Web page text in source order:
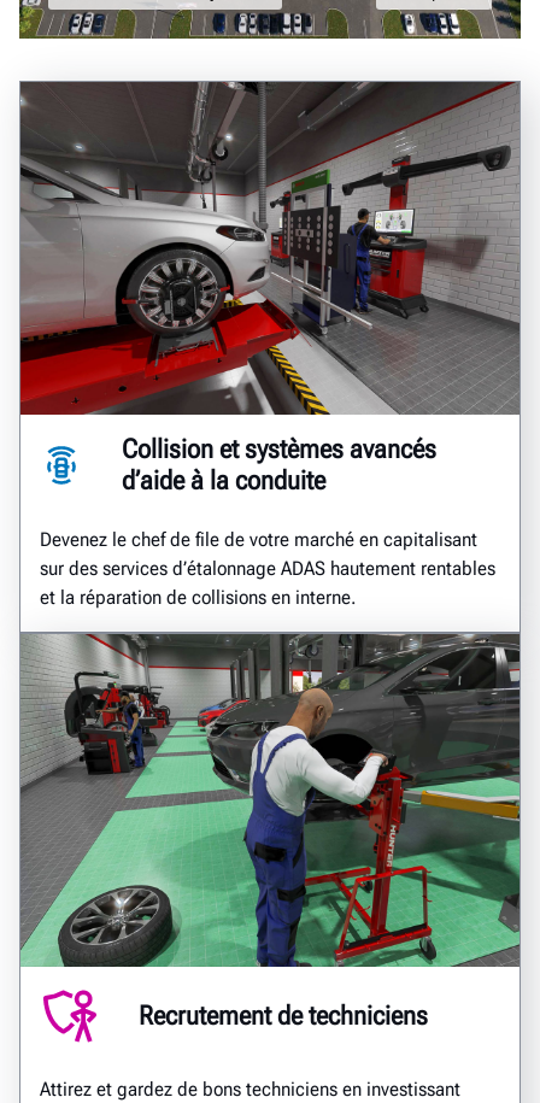
Collision et systèmes avancés
d’aide à la conduite
Devenez le chef de file de votre marché en capitalisant
sur des services d’étalonnage ADAS hautement rentables
et la réparation de collisions en interne.
Recrutement de techniciens
Attirez et gardez de bons techniciens en investissant